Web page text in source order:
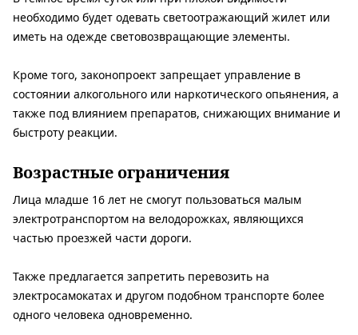
необходимо будет одевать светоотражающий жилет или
иметь на одежде световозвращающие элементы.
Кроме того, законопроект запрещает управление в
состоянии алкогольного или наркотического опьянения, а
также под влиянием препаратов, снижающих внимание и
быстроту реакции.
Возрастные ограничения
Лица младше 16 лет не смогут пользоваться малым
электротранспортом на велодорожках, являющихся
частью проезжей части дороги.
Также предлагается запретить перевозить на
электросамокатах и ​​другом подобном транспорте более
одного человека одновременно.